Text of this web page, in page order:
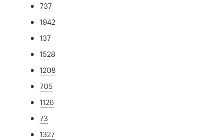
737
1942
137
1528
1208
705
1126
73
1327